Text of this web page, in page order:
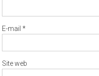
E-mail*
Site web